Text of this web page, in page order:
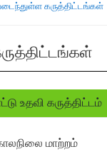
கருத்திட்டங்கள்
உதவி கருத்திட்டம்
மாற்றம்